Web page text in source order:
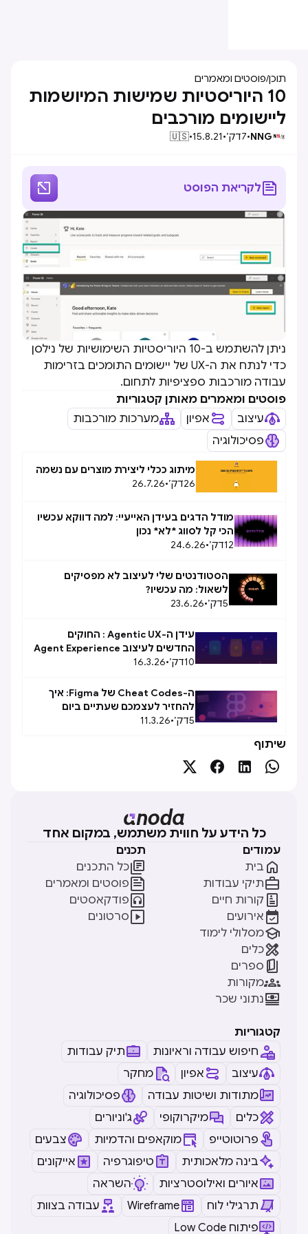
תוכן/פוסטים ומאמרים
10 היוריסטיות שמישות המיושמות
ליישומים מורכבים
NNG
•
7דק׳•
15.8.21
•
🇺🇸
לקריאת הפוסט 
ניתן להשתמש ב-10 היוריסטיות השימושיות של נילסן
כדי לנתח את ה-UX של יישומים התומכים בזרימות
עבודה מורכבות ספציפיות לתחום.
פוסטים ומאמרים מאותן קטגוריות
עיצוב
אפיון
מערכות מורכבות
פסיכולוגיה
מיתוג ככלי ליצירת מוצרים עם נשמה
26דק׳•
26.7.26
מודל הדגים בעידן האייעיי: למה דווקא עכשיו
הכי קל לסווג *לא* נכון
12דק׳•
24.6.26
הסטודנטים שלי לעיצוב לא מפסיקים
לשאול: מה עכשיו?
5דק׳•
23.6.26
עידן ה-Agentic UX : החוקים
החדשים לעיצוב Agent Experience
(AX)
10דק׳•
16.3.26
ה-Cheat Codes של Figma: איך
להחזיר לעצמכם שעתיים ביום
5דק׳•
11.3.26
שיתוף




כל הידע על חווית משתמש, במקום אחד
עמודים
בית 
תיקי עבודות
קורות חיים 
אירועים 
מסלולי לימוד
כלים
ספרים 
מקורות
נתוני שכר
תכנים
כל התכנים
פוסטים ומאמרים
פודקאסטים
סרטונים
קטגוריות
חיפוש עבודה וראיונות
תיק עבודות
עיצוב
אפיון
מחקר
מתודות ושיטות עבודה
פסיכולוגיה
כלים
מיקרוקופי
ג'וניורים
פרוטוטייפ
מוקאפים והדמיות
צבעים
בינה מלאכותית
טיפוגרפיה
אייקונים
איורים ואילוסטרציות
השראה
תרגילי לוח
Wireframe
עבודה בצוות
Low Code פיתוח